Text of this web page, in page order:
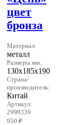
цвет
бронза
Материал:
металл
Размеры мм.:
130х185х190
Страна-
производитель:
Китай
Артикул:
2998339
950 ₽